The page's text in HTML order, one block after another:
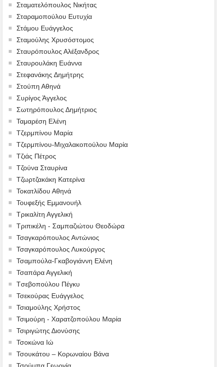
Σταματελόπουλος Νικήτας
Σταραμοπούλου Ευτυχία
Στάμου Ευάγγελος
Σταμούλης Χρυσόστομος
Σταυρόπουλος Αλέξανδρος
Σταυρουλάκη Ευάννα
Στεφανάκης Δημήτρης
Στούπη Αθηνά
Συρίγος Άγγελος
Σωτηρόπουλος Δημήτριος
Ταμαρέση Ελένη
Τζερμπίνου Μαρία
Τζερμπίνου-Μιχαλακοπούλου Μαρία
Τζιάς Πέτρος
Τζούνα Σταυρίνα
Τζωρτζακάκη Κατερίνα
Τοκατλίδου Αθηνά
Τουφεξής Εμμανουήλ
Τρικαλίτη Αγγελική
Τριπικέλη - Σαμπαζιώτου Θεοδώρα
Τσαγκαρόπουλος Αντώνιος
Τσαγκαρόπουλος Λυκούργος
Τσαμπούλα-Γκαβογιάννη Ελένη
Τσαπάρα Αγγελική
Tσεβοπούλου Πέγκυ
Τσεκούρας Ευάγγελος
Τσιαμούλης Χρήστος
Τσιμούρη - Χαρατζοπούλου Μαρία
Τσιριγώτης Διονύσης
Τσοκώνα Ιώ
Τσουκάτου – Κορωναίου Βάνα
Τσούμπα Γεωργία